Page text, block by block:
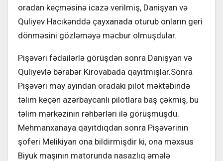
oradan keçməsinə icazə verilmiş, Danişyan və
Quliyev Hacıkənddə çayxanada oturub onların geri
dönməsini gözləməyə məcbur olmuşdular.
Pişəvəri fədailərlə görüşdən sonra Danişyan və
Quliyevlə bərabər Kirovabada qayıtmışlar.Sonra
Pişəvəri may ayından oradakı pilot məktəbində
təlim keçən azərbaycanlı pilotlara baş çəkmiş, bu
təlim mərkəzinin rəhbərləri ilə görüşmüşdü.
Mehmanxanaya qayıtdıqdan sonra Pişəvərinin
şoferi Melikiyan ona bildirmişdir ki, ona məxsus
Biyuk maşının matorunda nasazlıq əmələ